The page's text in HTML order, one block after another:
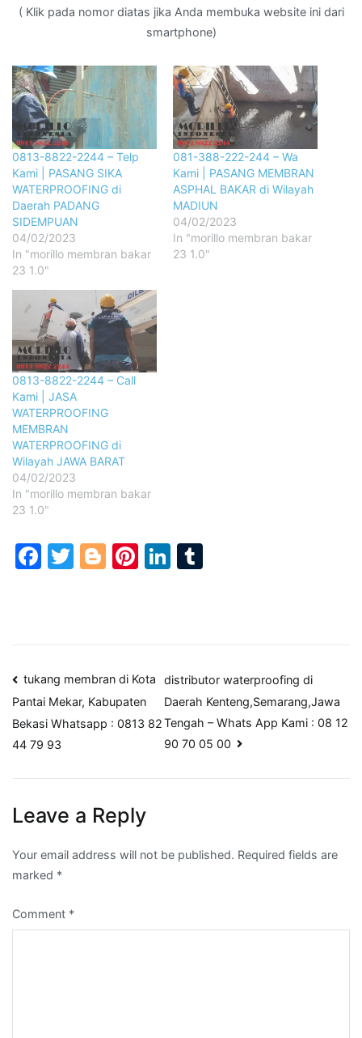
( Klik pada nomor diatas jika Anda membuka website ini dari
smartphone)
0813-8822-2244 – Telp
Kami | PASANG SIKA
WATERPROOFING di
Daerah PADANG
SIDEMPUAN
04/02/2023
In "morillo membran bakar
23 1.0"
081-388-222-244 – Wa
Kami | PASANG MEMBRAN
ASPHAL BAKAR di Wilayah
MADIUN
04/02/2023
In "morillo membran bakar
23 1.0"
0813-8822-2244 – Call
Kami | JASA
WATERPROOFING
MEMBRAN
WATERPROOFING di
Wilayah JAWA BARAT
04/02/2023
In "morillo membran bakar
23 1.0"
Facebook
Twitter
Blogger
Pinterest
LinkedIn
Post
navigation
tukang membran di Kota
Pantai Mekar, Kabupaten
Bekasi Whatsapp : 0813 82
44 79 93
distributor waterproofing di
Daerah Kenteng,Semarang,Jawa
Tengah – Whats App Kami : 08 12
90 70 05 00
Leave a Reply
Your email address will not be published. Required fields are
marked *
Comment *